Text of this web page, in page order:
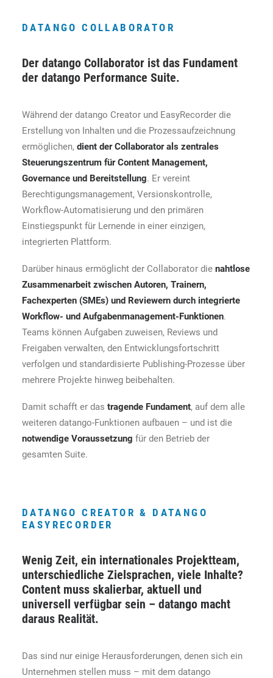
DATANGO COLLABORATOR
Der datango Collaborator ist das Fundament
der datango Performance Suite.
Während der datango Creator und EasyRecorder die
Erstellung von Inhalten und die Prozessaufzeichnung
ermöglichen, dient der Collaborator als zentrales
Steuerungszentrum für Content Management,
Governance und Bereitstellung. Er vereint
Berechtigungsmanagement, Versionskontrolle,
Workflow-Automatisierung und den primären
Einstiegspunkt für Lernende in einer einzigen,
integrierten Plattform.
Darüber hinaus ermöglicht der Collaborator die nahtlose
Zusammenarbeit zwischen Autoren, Trainern,
Fachexperten (SMEs) und Reviewern durch integrierte
Workflow- und Aufgabenmanagement-Funktionen.
Teams können Aufgaben zuweisen, Reviews und
Freigaben verwalten, den Entwicklungsfortschritt
verfolgen und standardisierte Publishing-Prozesse über
mehrere Projekte hinweg beibehalten.
Damit schafft er das tragende Fundament, auf dem alle
weiteren datango-Funktionen aufbauen – und ist die
notwendige Voraussetzung für den Betrieb der
gesamten Suite.
DATANGO CREATOR & DATANGO
EASYRECORDER
Wenig Zeit, ein internationales Projektteam,
unterschiedliche Zielsprachen, viele Inhalte?
Content muss skalierbar, aktuell und
universell verfügbar sein – datango macht
daraus Realität.
Das sind nur einige Herausforderungen, denen sich ein
Unternehmen stellen muss – mit dem datango